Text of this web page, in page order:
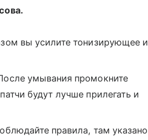
вы усилите тонизирующее и
умывания промокните
будут лучше прилегать и
правила, там указано